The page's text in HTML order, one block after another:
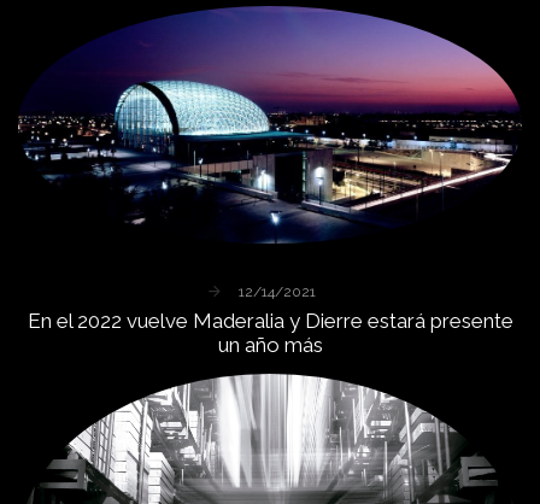
12/14/2021
En el 2022 vuelve Maderalia y Dierre estará presente
un año más